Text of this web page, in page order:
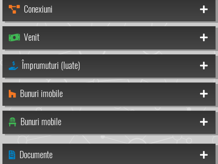
Conexiuni
Venit
Împrumuturi (luate)
Bunuri imobile
Bunuri mobile
Documente